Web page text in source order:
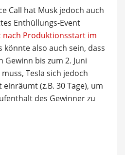
Call hat Musk jedoch auch
Enthüllungs-Event
nach Produktionsstart im
könnte also auch sein, dass
Gewinn bis zum 2. Juni
Tesla sich jedoch
(z.B. 30 Tage), um
des Gewinner zu